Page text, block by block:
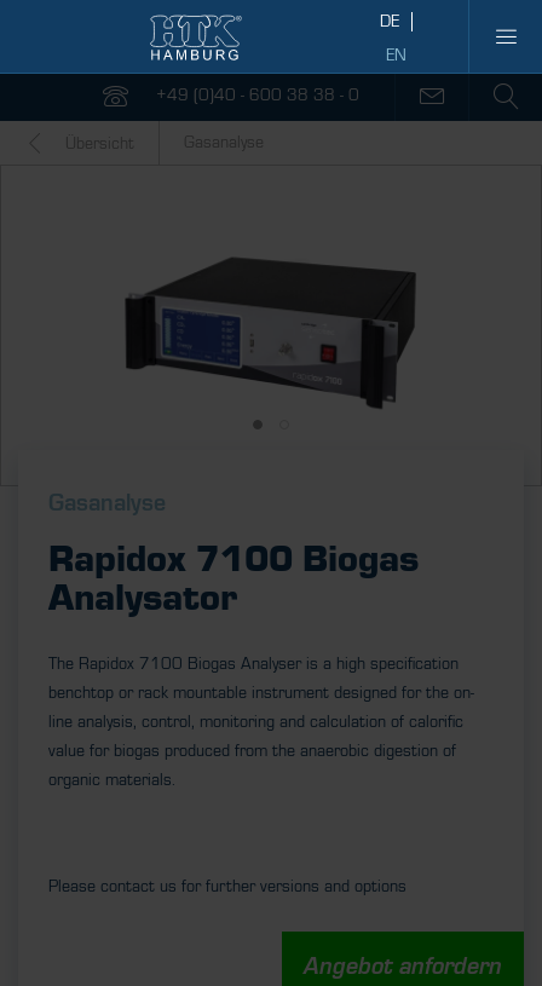
+49 (0)40 - 600 38 38 - 0
Übersicht Gasanalyse
Gasanalyse
Rapidox 7100 Biogas
Analysator
The Rapidox 7100 Biogas Analyser is a high specification
benchtop or rack mountable instrument designed for the on-
line analysis, control, monitoring and calculation of calorific
value for biogas produced from the anaerobic digestion of
organic materials.
Please contact us for further versions and options
Angebot anfordern